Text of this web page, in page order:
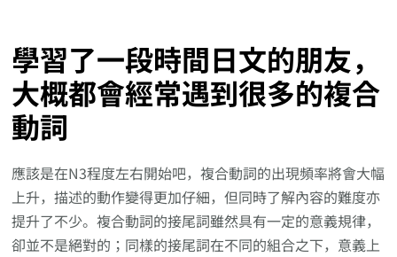
學習了一段時間日文的朋友，
大概都會經常遇到很多的複合
動詞
應該是在N3程度左右開始吧，複合動詞的出現頻率將會大幅
上升，描述的動作變得更加仔細，但同時了解內容的難度亦
提升了不少。複合動詞的接尾詞雖然具有一定的意義規律，
卻並不是絕對的；同樣的接尾詞在不同的組合之下，意義上